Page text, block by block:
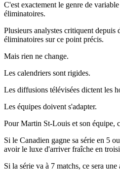
C'est exactement le genre de
éliminatoires.
Plusieurs analystes critiquent depuis
éliminatoires sur ce point précis.
Mais rien ne change.
Les calendriers sont rigides.
Les diffusions télévisées dictent les
Les équipes doivent s'adapter.
Pour Martin St-Louis et son équipe,
Si le Canadien gagne sa série en 5
avoir le luxe d'arriver fraîche en
Si la série va à 7 matchs, ce sera